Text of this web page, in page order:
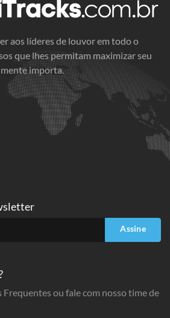
aos líderes de louvor em todo o
que lhes permitam maximizar seu
importa.
Assine
Frequentes ou fale com nosso time de